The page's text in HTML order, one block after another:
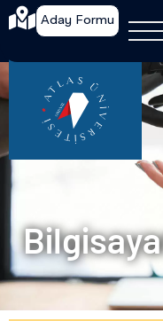
Aday Formu